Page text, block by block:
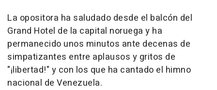
La opositora ha saludado desde el balcón del
Grand Hotel de la capital noruega y ha
permanecido unos minutos ante decenas de
simpatizantes entre aplausos y gritos de
"¡libertad!" y con los que ha cantado el himno
nacional de Venezuela.